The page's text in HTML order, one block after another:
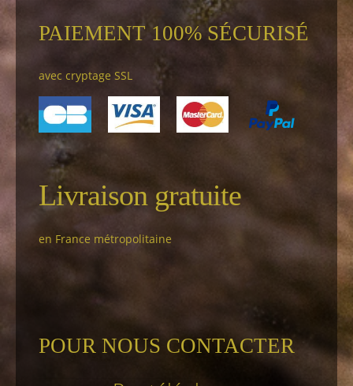
PAIEMENT 100% SÉCURISÉ
avec cryptage SSL
Livraison gratuite
en France métropolitaine
POUR NOUS CONTACTER